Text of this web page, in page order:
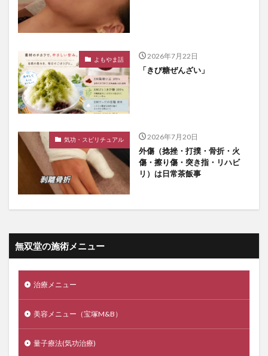
よもやま話 2026年7月22日
「きび糖ぜんざい」
気功・スピリチュアル 2026年7月20日
外傷（捻挫・打撲・骨折・火
傷・擦り傷・突き指・リハビ
リ）は日常茶飯事
無双堂の施術メニュー
治療メニュー
美容メニュー（宝塚M&B）
量子療法(気功治療)